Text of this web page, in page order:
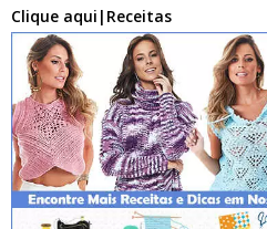
Clique aqui|Receitas